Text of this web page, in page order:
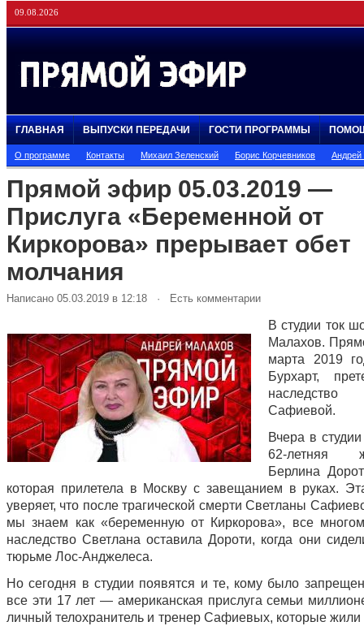
09.08.2026
ГЛАВНАЯ ВЫПУСКИ ПЕРЕДАЧИ ГОСТИ ПРОГРАММЫ
О программе Контакты Михаил Зеленский Борис Корчевников
Прямой эфир 05.03.2019 —
Прислуга «Беременной от
Киркорова» прерывает обет
молчания
Написано 05.03.2019 в 12:18 · Есть комментарии
В студии ток
Малахов.
марта 2019
Бурхарт,
наследство
Сафиевой.
Вчера в
62-летняя
Берлина
которая прилетела в Москву с завещанием в руках.
уверяет, что после трагической смерти Светланы
мы знаем как «беременную от Киркорова», все
наследство Светлана оставила Дороти, когда они
тюрьме Лос-Анджелеса.
Но сегодня в студии появятся и те, кому было
все эти 17 лет — американская прислуга семьи
личный телохранитель и тренер Сафиевых, которые